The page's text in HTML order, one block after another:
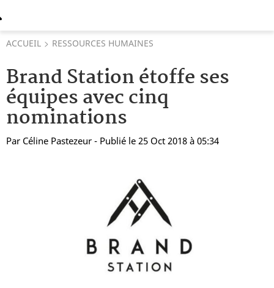
ACCUEIL RESSOURCES HUMAINES
Brand Station étoffe ses
équipes avec cinq
nominations
Par Céline Pastezeur - Publié le 25 Oct 2018 à 05:34